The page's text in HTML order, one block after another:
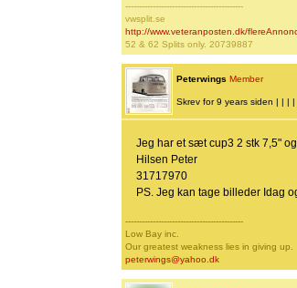
-------------------------------------------
vwsplit.se
http://www.veteranposten.dk/
52 & 62 Splits only. 20739887
Peterwings Member
Skrev for 9 years siden | | | |
Jeg har et sæt cup3 2 stk 7,5"
Hilsen Peter
31717970
PS. Jeg kan tage billeder Idag
-------------------------------------------
Low Bay inc.
Our greatest weakness lies in giving up.
peterwings@yahoo.dk